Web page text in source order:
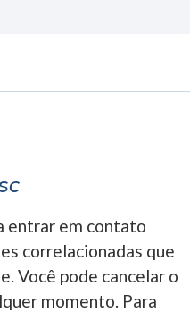
entrar em contato
correlacionadas que
Você pode cancelar o
momento. Para